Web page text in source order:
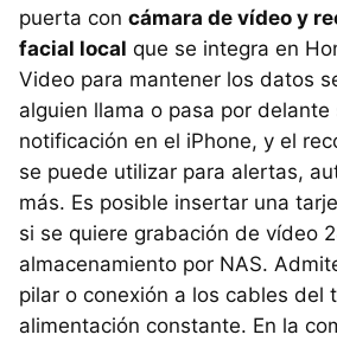
puerta con cámara de vídeo y
facial local que se integra en
Video para mantener los datos
alguien llama o pasa por delante
notificación en el iPhone, y el
se puede utilizar para alertas,
más. Es posible insertar una
si se quiere grabación de vídeo
almacenamiento por NAS.
pilar o conexión a los cables del
alimentación constante. En la